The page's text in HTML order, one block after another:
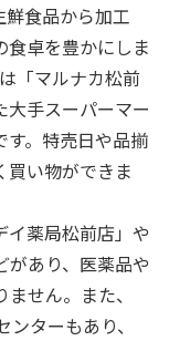
鮮食品から加工
食卓を豊かにしま
「マルナカ松前
大手スーパーマー
す。特売日や品揃
買い物ができま
イ薬局松前店」や
があり、医薬品や
せん。また、
ターもあり、